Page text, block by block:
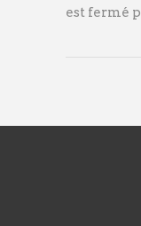
est fermé